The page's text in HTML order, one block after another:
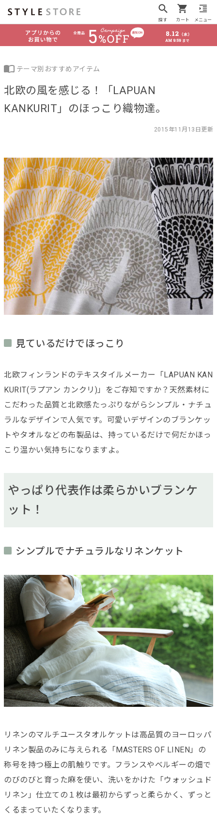
探す カート メニュー
テーマ別おすすめアイテム
北欧の風を感じる！「LAPUAN
KANKURIT」のほっこり織物達。
2015年11月13日更新
見ているだけでほっこり
北欧フィンランドのテキスタイルメーカー「LAPUAN KAN
KURIT(ラプアン カンクリ)」をご存知ですか？天然素材に
こだわった品質と北欧感たっぷりながらシンプル・ナチュ
ラルなデザインで人気です。可愛いデザインのブランケッ
トやタオルなどの布製品は、持っているだけで何だかほっ
こり温かい気持ちになりますよ。
やっぱり代表作は柔らかいブランケ
ット！
シンプルでナチュラルなリネンケット
リネンのマルチユースタオルケットは高品質のヨーロッパ
リネン製品のみに与えられる「MASTERS OF LINEN」の
称号を持つ極上の肌触りです。フランスやベルギーの畑で
のびのびと育った麻を使い、洗いをかけた「ウォッシュド
リネン」仕立ての１枚は最初からずっと柔らかく、ずっと
くるまっていたくなります。